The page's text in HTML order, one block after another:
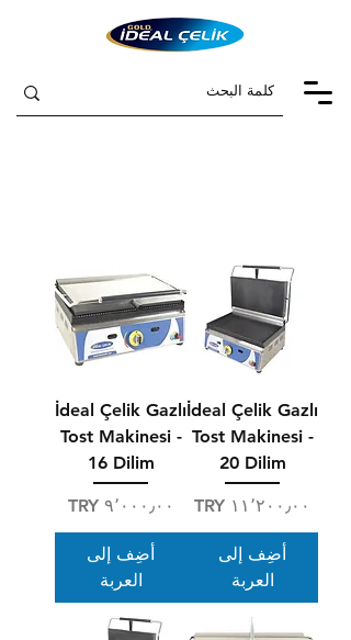
İdeal Çelik Gazlı
Tost Makinesi -
20 Dilim
السعر
أضِف إلى
العربة
İdeal Çelik Gazlı
Tost Makinesi -
16 Dilim
السعر
أضِف إلى
العربة